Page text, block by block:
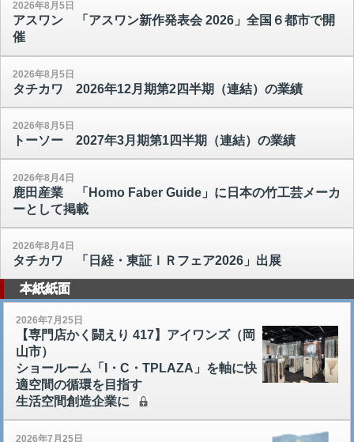
2026年8月5日
アスワン 「アスワン新作発表会 2026」全国６都市で開
催
2026年8月5日
タチカワ 2026年12月期第2四半期（連結）の業績
2026年8月5日
トーソー 2027年3月期第1四半期（連結）の業績
2026年8月4日
鹿田産業 「Homo Faber Guide」に日本の竹工芸メーカ
ーとして掲載
2026年8月4日
タチカワ 「日経・東証ＩＲフェア2026」出展
本紙紙面
2026年7月25日
【専門店かく闘えり 417】アイワンズ（岡
山市）
ショールーム「I・C・TPLAZA」を軸に快
適空間の循環を目指す
生活空間創造企業に
2026年7月25日